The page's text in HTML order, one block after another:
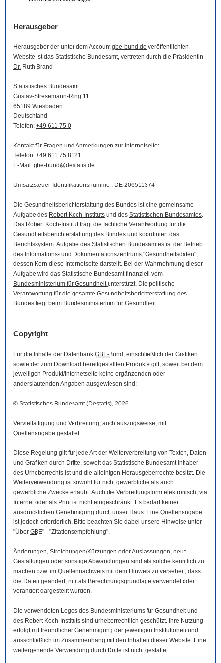
Herausgeber
Herausgeber der unter dem Accountgbe-bund.de veröffentlichten
Website ist das Statistische Bundesamt, vertreten durch die Präsidentin
Dr. Ruth Brand
Statistisches Bundesamt
Gustav-Stresemann-Ring 11
65189 Wiesbaden
Deutschland
Telefon: +49 611 75 0
Kontakt für Fragen und Anmerkungen zur Internetseite:
Telefon: +49 611 75 8121
E-Mail : gbe-bund@destatis.de
Umsatzsteuer-Identifikationsnummer: DE 206511374
Die Gesundheitsberichterstattung des Bundes ist eine gemeinsame
Aufgabe des Robert Koch-Instituts und des Statistischen Bundesamtes.
Das Robert Koch-Institut trägt die fachliche Verantwortung für die
Gesundheitsberichterstattung des Bundes und koordiniert das
Berichtssystem. Aufgabe des Statistischen Bundesamtes ist der Betrieb
des Informations- und Dokumentationszentrums "Gesundheitsdaten",
dessen Kern diese Internetseite darstellt. Bei der Wahrnehmung dieser
Aufgabe wird das Statistische Bundesamt finanziell vom
Bundesministerium für Gesundheitunterstützt. Die politische
Verantwortung für die gesamte Gesundheitsberichterstattung des
Bundes liegt beim Bundesministerium für Gesundheit.
Copyright
Für die Inhalte der Datenbank GBE-Bund , einschließlich der Grafiken
sowie der zum Download bereitgestellten Produkte gilt, soweit bei dem
jeweiligen Produkt/Internetseite keine ergänzenden oder
anderslautenden Angaben ausgewiesen sind:
© Statistisches Bundesamt (Destatis), 2026
Vervielfältigung und Verbreitung, auch auszugsweise, mit
Quellenangabe gestattet.
Diese Regelung gilt für jede Art der Weiterverbreitung von Texten, Daten
und Grafiken durch Dritte, soweit das Statistische Bundesamt Inhaber
des Urheberrechts ist und die alleinigen Herausgeberrechte besitzt. Die
Weiterverwendung ist sowohl für nicht gewerbliche als auch
gewerbliche Zwecke erlaubt. Auch die Verbreitungsform elektronisch, via
Internet oder als Print ist nicht eingeschränkt. Es bedarf keiner
ausdrücklichen Genehmigung durch unser Haus. Eine Quellenangabe
ist jedoch erforderlich. Bitte beachten Sie dabei unsere Hinweise unter
"Über GBE" - "Zitationsempfehlung".
Änderungen, Streichungen/Kürzungen oder Auslassungen, neue
Gestaltungen oder sonstige Abwandlungen sind als solche kenntlich zu
machen bzw. im Quellennachweis mit dem Hinweis zu versehen, dass
die Daten geändert, nur als Berechnungsgrundlage verwendet oder
verändert dargestellt wurden.
Die verwendeten Logos des Bundesministeriums für Gesundheit und
des Robert Koch-Instituts sind urheberrechtlich geschützt. Ihre Nutzung
erfolgt mit freundlicher Genehmigung der jeweiligen Institutionen und
ausschließlich im Zusammenhang mit den Inhalten dieser Website. Eine
weitergehende Verwendung durch Dritte ist nicht gestattet.